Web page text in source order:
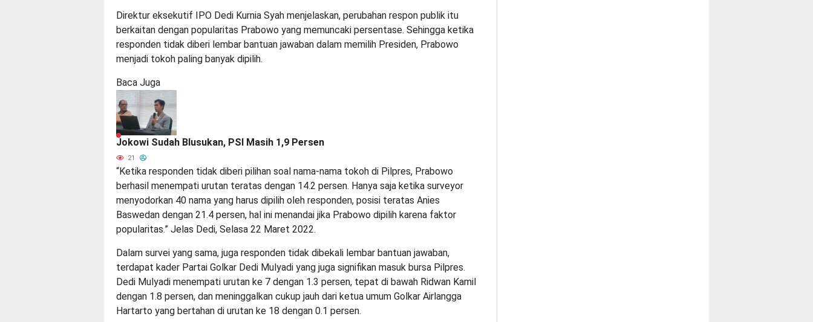
Direktur eksekutif IPO Dedi Kurnia Syah menjelaskan, perubahan respon publik itu
berkaitan dengan popularitas Prabowo yang memuncaki persentase. Sehingga ketika
responden tidak diberi lembar bantuan jawaban dalam memilih Presiden, Prabowo
menjadi tokoh paling banyak dipilih.
Baca Juga
Jokowi Sudah Blusukan, PSI Masih 1,9 Persen
21
“Ketika responden tidak diberi pilihan soal nama-nama tokoh di Pilpres, Prabowo
berhasil menempati urutan teratas dengan 14.2 persen. Hanya saja ketika surveyor
menyodorkan 40 nama yang harus dipilih oleh responden, posisi teratas Anies
Baswedan dengan 21.4 persen, hal ini menandai jika Prabowo dipilih karena faktor
popularitas.” Jelas Dedi, Selasa 22 Maret 2022.
Dalam survei yang sama, juga responden tidak dibekali lembar bantuan jawaban,
terdapat kader Partai Golkar Dedi Mulyadi yang juga signifikan masuk bursa Pilpres.
Dedi Mulyadi menempati urutan ke 7 dengan 1.3 persen, tepat di bawah Ridwan Kamil
dengan 1.8 persen, dan meninggalkan cukup jauh dari ketua umum Golkar Airlangga
Hartarto yang bertahan di urutan ke 18 dengan 0.1 persen.